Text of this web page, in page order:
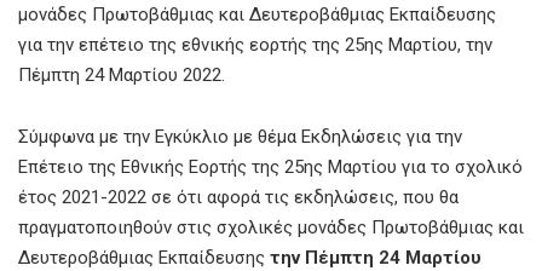
μονάδες Πρωτοβάθμιας και Δευτεροβάθμιας Εκπαίδευσης
για την επέτειο της εθνικής εορτής της 25ης Μαρτίου, την
Πέμπτη 24 Μαρτίου 2022.
Σύμφωνα με την Εγκύκλιο με θέμα Εκδηλώσεις για την
Επέτειο της Εθνικής Εορτής της 25ης Μαρτίου για το σχολικό
έτος 2021-2022 σε ότι αφορά τις εκδηλώσεις, που θα
πραγματοποιηθούν στις σχολικές μονάδες Πρωτοβάθμιας και
Δευτεροβάθμιας Εκπαίδευσης την Πέμπτη 24 Μαρτίου